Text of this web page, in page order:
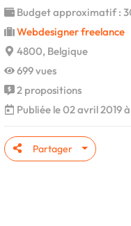
Budget approximatif :
Webdesigner freelance
4800, Belgique
699 vues
2 propositions
Publiée le 02 avril 2019
Partager